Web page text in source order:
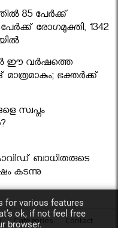
85 പേർക്ക്
രോഗമുക്തി, 1342
ഈ വർഷത്തെ
ഭക്തർക്ക്
സ്വപ്നം
ബാധിതരുടെ
കടന്നു
Categories
Contact
for various features
ok, if not feel free
browser.